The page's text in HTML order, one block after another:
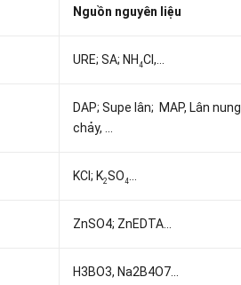
Nguồn nguyên liệu
URE; SA; NH 4Cl,...
DAP; Supe lân; MAP, Lân nung
chảy, ...
KCl; K2SO4
ZnSO4; ZnEDTA...
H3BO3, Na2B4O7...